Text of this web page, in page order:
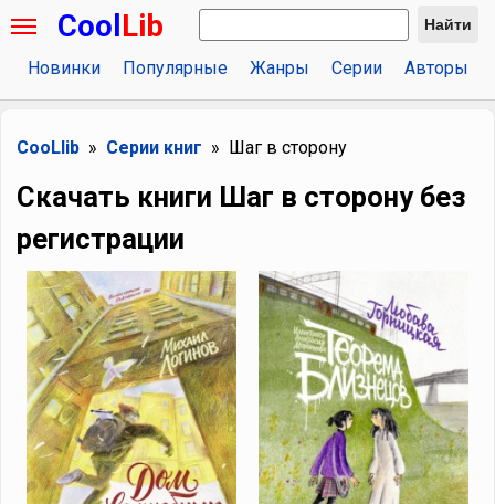
Cool Lib Найти
Новинки Популярные Жанры Серии Авторы
CooLlib Серии книг Шаг в сторону
Скачать книги Шаг в сторону без
регистрации